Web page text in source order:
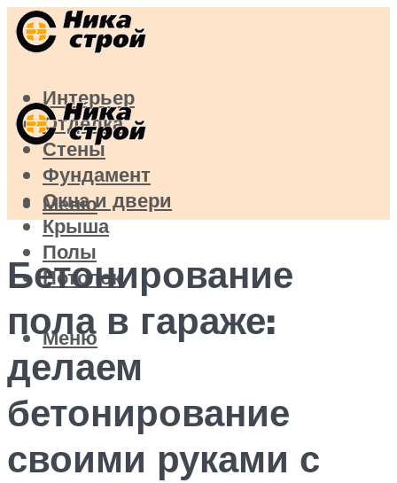
Интерьер
Отделка
Стены
Фундамент
Окна и двери
Крыша
Полы
Потолок
Меню
Меню
Бетонирование
пола в гараже:
делаем
бетонирование
своими руками с